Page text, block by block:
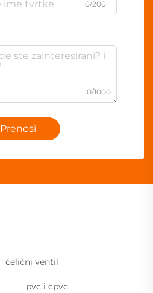
0/200
0/1000
Prenosi
čelični ventil
pvc i cpvc